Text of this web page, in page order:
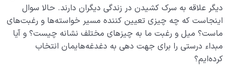
اهمیت شناخت آخرت در چیست؛ آگاهی از شرایط آخرت بر
روی دنیای ما چه تاثیری دارد؟
راهکارهایی برای کاهش فشار روانی حاصل از مشکلات و
درگیری های زندگی
دیگر علاقه‌ به سرک کشیدن در زندگی دیگران دارند. حالا سوال
اینجاست که چه چیزی تعیین کننده مسیر خواسته‌ها و رغبت‌های
ماست؟ میل و رغبت ما به چیزهای مختلف نشانه چیست؟ و آیا
مبداء درستی را برای جهت دهی به دغدغه‌هایمان انتخاب
کرده‌ایم؟